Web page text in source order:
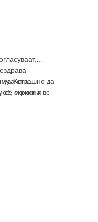
страшно да
сѐ, скриена во
Kога
се можни и